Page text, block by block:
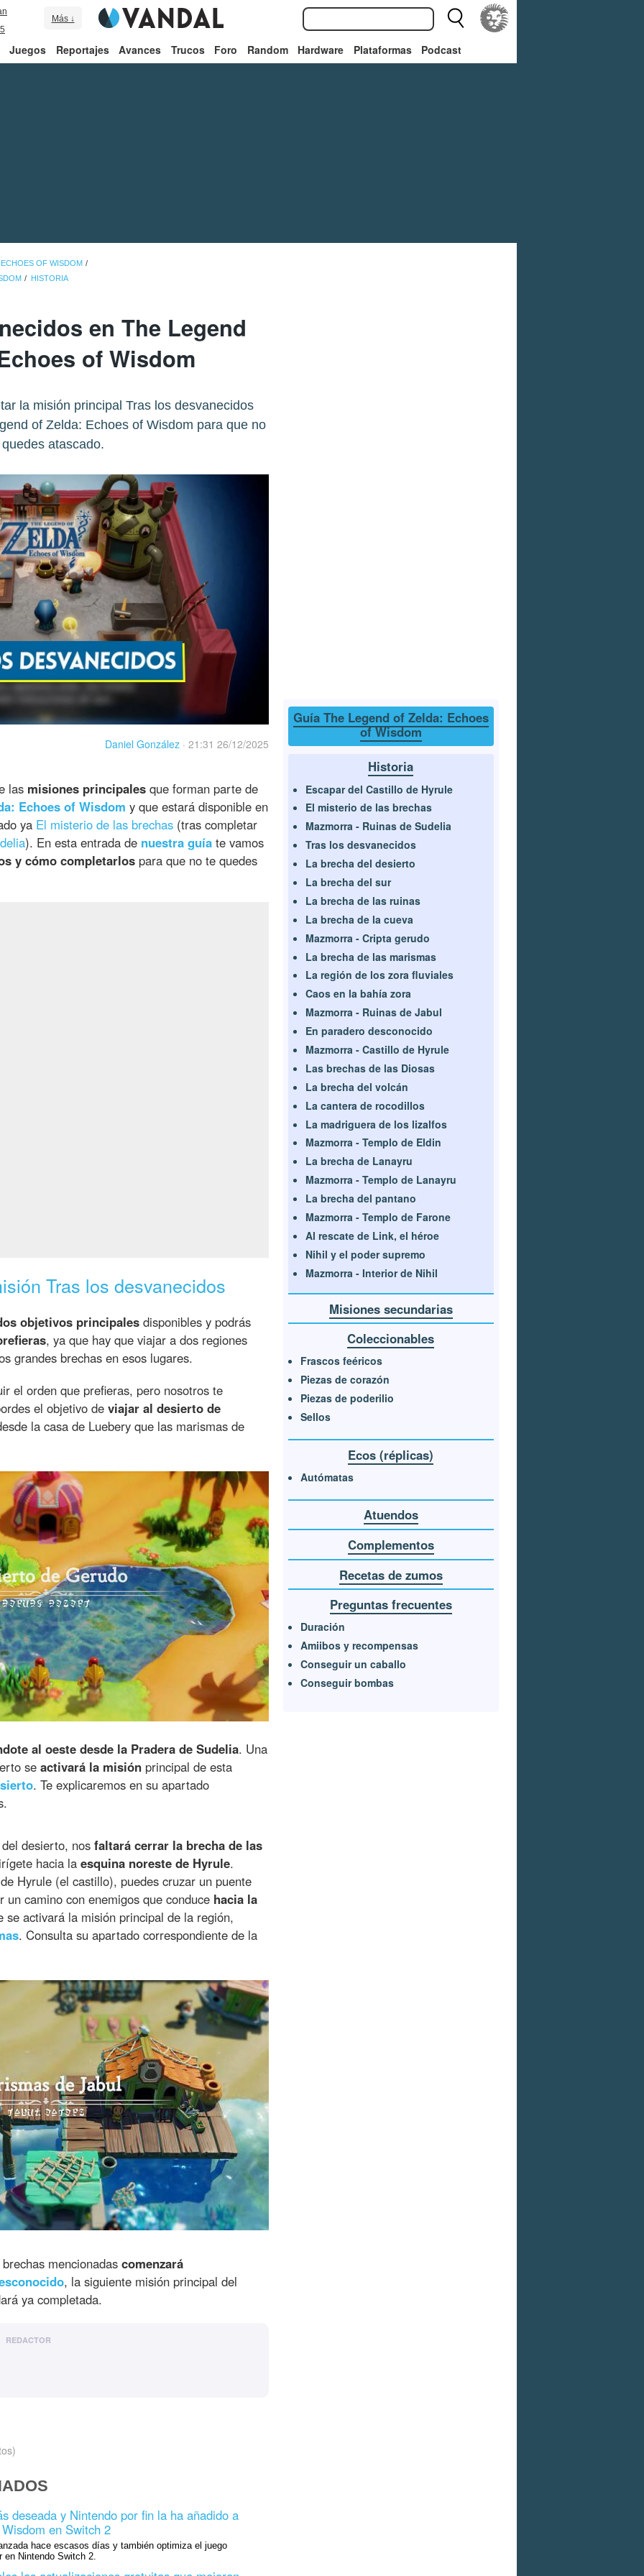
Más ↓
Juegos Reportajes Avances Trucos Foro Random Hardware Plataformas Podcast
OF WISDOM
HISTORIA
en The Legend
of Wisdom
la misión principal Tras los desvanecidos
of Zelda: Echoes of Wisdom para que no
atascado.
Daniel González · 21:31 26/12/2025
las misiones principales que forman parte de
Echoes of Wisdom y que estará disponible en
ya El misterio de las brechas (tras completar
). En esta entrada de nuestra guía te vamos
y cómo completarlos para que no te quedes
Tras los desvanecidos
objetivos principales disponibles y podrás
, ya que hay que viajar a dos regiones
grandes brechas en esos lugares.
el orden que prefieras, pero nosotros te
el objetivo de viajar al desierto de
la casa de Luebery que las marismas de
al oeste desde la Pradera de Sudelia. Una
se activará la misión principal de esta
. Te explicaremos en su apartado
desierto, nos faltará cerrar la brecha de las
hacia la esquina noreste de Hyrule.
Hyrule (el castillo), puedes cruzar un puente
camino con enemigos que conduce hacia la
se activará la misión principal de la región,
. Consulta su apartado correspondiente de la
mencionadas comenzará
, la siguiente misión principal del
ya completada.
REDACTOR
deseada y Nintendo por fin la ha añadido a
en Switch 2
hace escasos días y también optimiza el juego
en Nintendo Switch 2.
Guía The Legend of Zelda: Echoes
of Wisdom
Historia
Escapar del Castillo de Hyrule
El misterio de las brechas
Mazmorra - Ruinas de Sudelia
Tras los desvanecidos
La brecha del desierto
La brecha del sur
La brecha de las ruinas
La brecha de la cueva
Mazmorra - Cripta gerudo
La brecha de las marismas
La región de los zora fluviales
Caos en la bahía zora
Mazmorra - Ruinas de Jabul
En paradero desconocido
Mazmorra - Castillo de Hyrule
Las brechas de las Diosas
La brecha del volcán
La cantera de rocodillos
La madriguera de los lizalfos
Mazmorra - Templo de Eldin
La brecha de Lanayru
Mazmorra - Templo de Lanayru
La brecha del pantano
Mazmorra - Templo de Farone
Al rescate de Link, el héroe
Nihil y el poder supremo
Mazmorra - Interior de Nihil
Misiones secundarias
Coleccionables
Frascos feéricos
Piezas de corazón
Piezas de poderilio
Sellos
Ecos (réplicas)
Autómatas
Atuendos
Complementos
Recetas de zumos
Preguntas frecuentes
Duración
Amiibos y recompensas
Conseguir un caballo
Conseguir bombas